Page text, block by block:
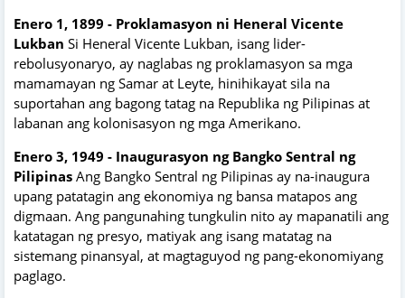
Enero 1, 1899 - Proklamasyon ni Heneral Vicente
Lukban Si Heneral Vicente Lukban, isang lider-
rebolusyonaryo, ay naglabas ng proklamasyon sa mga
mamamayan ng Samar at Leyte, hinihikayat sila na
suportahan ang bagong tatag na Republika ng Pilipinas at
labanan ang kolonisasyon ng mga Amerikano.
Enero 3, 1949 - Inaugurasyon ng Bangko Sentral ng
Pilipinas Ang Bangko Sentral ng Pilipinas ay na-inaugura
upang patatagin ang ekonomiya ng bansa matapos ang
digmaan. Ang pangunahing tungkulin nito ay mapanatili ang
katatagan ng presyo, matiyak ang isang matatag na
sistemang pinansyal, at magtaguyod ng pang-ekonomiyang
paglago.